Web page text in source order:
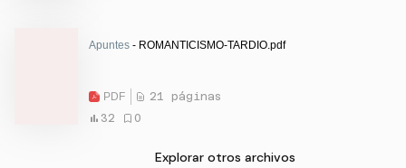
Apuntes - ROMANTICISMO-TARDIO.pdf
PDF
21 páginas
32
0
Explorar otros archivos